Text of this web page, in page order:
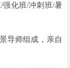
强化班/冲刺班/暑
导师组成，亲自